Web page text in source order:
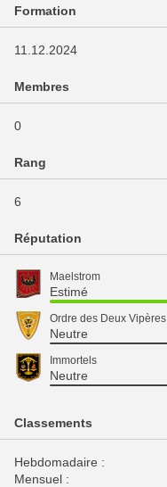
Formation
11.12.2024
Membres
0
Rang
6
Réputation
Maelstrom
Estimé
Ordre des Deux Vipères
Neutre
Immortels
Neutre
Classements
Hebdomadaire :
Mensuel :